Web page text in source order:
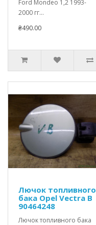
Ford Mondeo 1,2 1993-
2000 гг...
₴490.00
Лючок топливного
бака Opel Vectra B
90464248
Лючок топливного бака